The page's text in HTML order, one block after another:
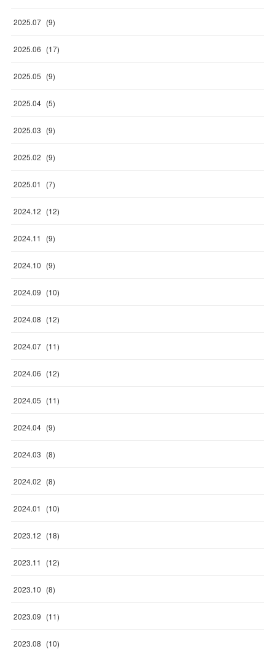
2025.07 (9)
2025.06 (17)
2025.05 (9)
2025.04 (5)
2025.03 (9)
2025.02 (9)
2025.01 (7)
2024.12 (12)
2024.11 (9)
2024.10 (9)
2024.09 (10)
2024.08 (12)
2024.07 (11)
2024.06 (12)
2024.05 (11)
2024.04 (9)
2024.03 (8)
2024.02 (8)
2024.01 (10)
2023.12 (18)
2023.11 (12)
2023.10 (8)
2023.09 (11)
2023.08 (10)